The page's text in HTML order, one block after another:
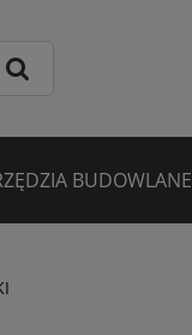
BUDOWLANE